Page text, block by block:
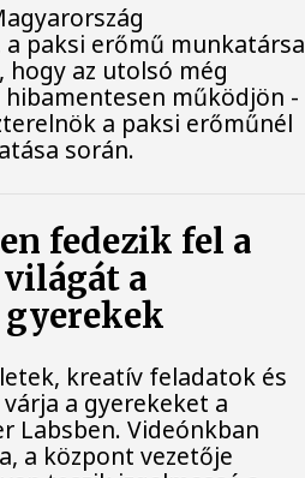
a paksi erőmű
hogy az utolsó még
működjön -
a paksi erőműnél
során.
fedezik fel a
a
kreatív feladatok és
a gyerekeket a
Labsben. Videónkban
a központ vezetője